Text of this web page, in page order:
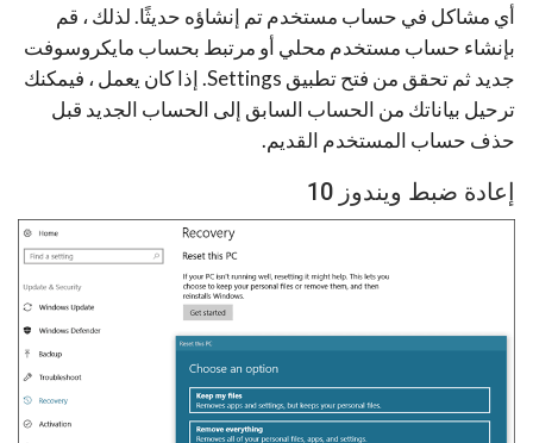
أي مشاكل في حساب مستخدم تم إنشاؤه حديثًا. لذلك ، قم
بإنشاء حساب مستخدم محلي أو مرتبط بحساب مايكروسوفت
جديد ثم تحقق من فتح تطبيق Settings. إذا كان يعمل ، فيمكنك
ترحيل بياناتك من الحساب السابق إلى الحساب الجديد قبل
حذف حساب المستخدم القديم.
إعادة ضبط ويندوز 10